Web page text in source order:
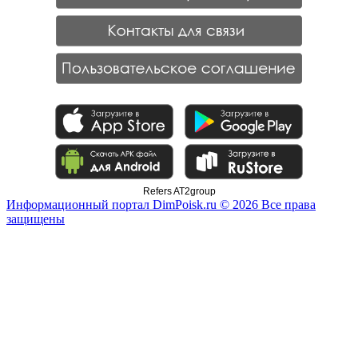
Refers AT2group
Информационный портал DimPoisk.ru © 2026 Все права
защищены